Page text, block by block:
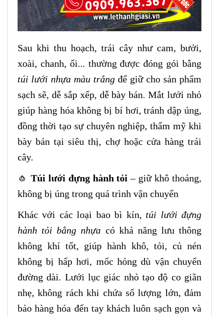
Sau khi thu hoạch, trái cây như cam, bưởi,
xoài, chanh, ổi... thường được đóng gói bằng
túi lưới nhựa màu trắng để giữ cho sản phẩm
sạch sẽ, dễ sắp xếp, dễ bày bán. Mắt lưới nhỏ
giúp hàng hóa không bị bí hơi, tránh dập úng,
đồng thời tạo sự chuyên nghiệp, thẩm mỹ khi
bày bán tại siêu thị, chợ hoặc cửa hàng trái
cây.
🧄 Túi lưới đựng hành tỏi – giữ khô thoáng,
không bị úng trong quá trình vận chuyển
Khác với các loại bao bì kín, túi lưới đựng
hành tỏi bằng nhựa có khả năng lưu thông
không khí tốt, giúp hành khô, tỏi, củ nén
không bị hấp hơi, mốc hỏng dù vận chuyển
đường dài. Lưới lục giác nhỏ tạo độ co giãn
nhẹ, không rách khi chứa số lượng lớn, đảm
bảo hàng hóa đến tay khách luôn sạch gọn và